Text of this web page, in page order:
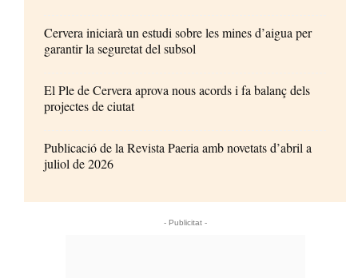
Cervera iniciarà un estudi sobre les mines d’aigua per
garantir la seguretat del subsol
El Ple de Cervera aprova nous acords i fa balanç dels
projectes de ciutat
Publicació de la Revista Paeria amb novetats d’abril a
juliol de 2026
- Publicitat -